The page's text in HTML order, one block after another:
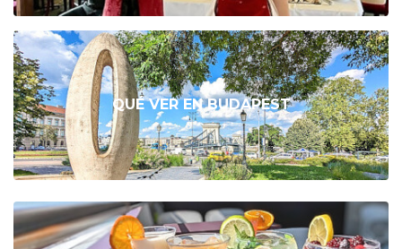
QUÉ VER EN BUDAPEST